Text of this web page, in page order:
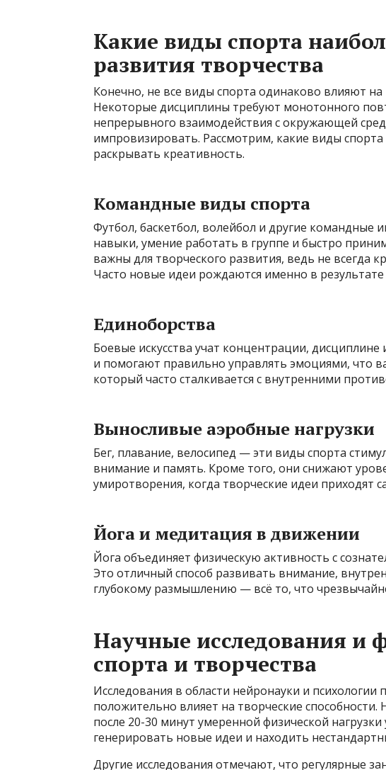
Какие виды спорта
развития творчества
Конечно, не все виды спорта одинаково влияют на
Некоторые дисциплины требуют монотонного
непрерывного взаимодействия с окружающей
импровизировать. Рассмотрим, какие виды
раскрывать креативность.
Командные виды спорта
Футбол, баскетбол, волейбол и другие
навыки, умение работать в группе и быстро
важны для творческого развития, ведь не всегда
Часто новые идеи рождаются именно в
Единоборства
Боевые искусства учат концентрации,
и помогают правильно управлять эмоциями, что
который часто сталкивается с внутренними
Выносливые аэробные нагрузки
Бег, плавание, велосипед — эти виды спорта
внимание и память. Кроме того, они снижают
умиротворения, когда творческие идеи приходят
Йога и медитация в движении
Йога объединяет физическую активность с
Это отличный способ развивать внимание,
глубокому размышлению — всё то, что
Научные исследования и
спорта и творчества
Исследования в области нейронауки и
положительно влияет на творческие
после 20-30 минут умеренной физической
генерировать новые идеи и находить
Другие исследования отмечают, что регулярные